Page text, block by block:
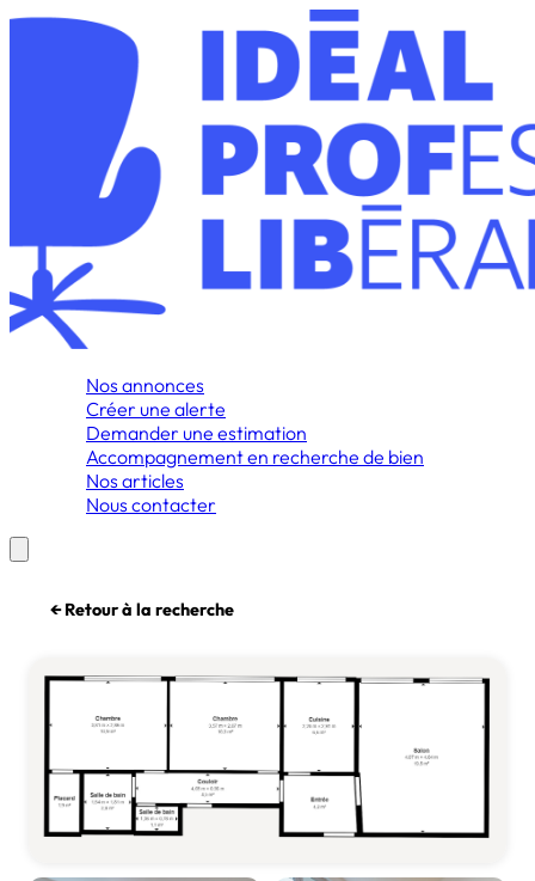
Nos annonces
Créer une alerte
Demander une estimation
Accompagnement en recherche de bien
Nos articles
Nous contacter
← Retour à la recherche